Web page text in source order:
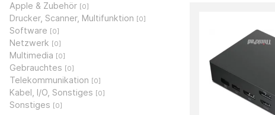
Apple & Zubehör [0]
Drucker, Scanner, Multifunktion [0]
Software [0]
Netzwerk [0]
Multimedia [0]
Gebrauchtes [0]
Telekommunikation [0]
Kabel, I/O, Sonstiges [0]
Sonstiges [0]